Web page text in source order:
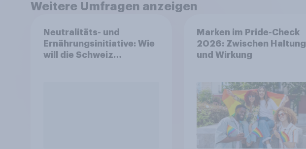
Weitere Umfragen anzeigen
Neutralitäts- und
Ernährungsinitiative: Wie
will die Schweiz
Marken im Pride-Check
2026: Zwischen Haltung
und Wirkung